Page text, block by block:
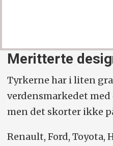
Meritterte
Tyrkerne har i liten
verdensmarkedet
men det skorter ikke
Renault, Ford, Toyota,